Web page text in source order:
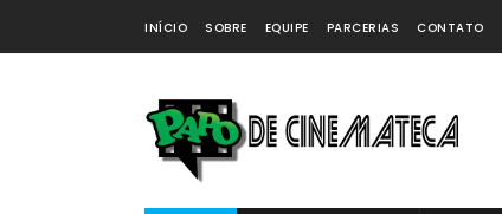
INÍCIO SOBRE EQUIPE PARCERIAS CONTATO